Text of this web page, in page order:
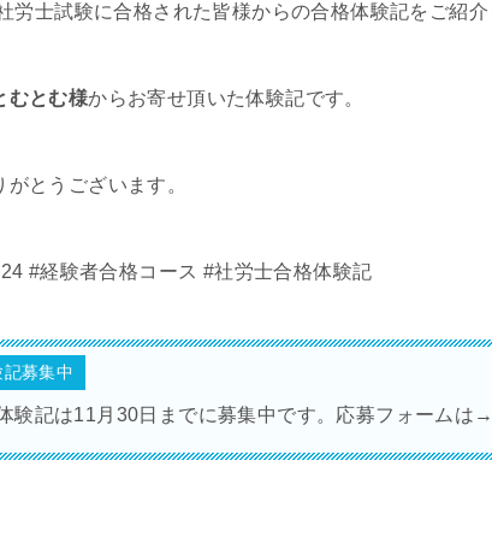
労士試験に合格された皆様からの合格体験記をご紹介
むとむ様からお寄せ頂いた体験記です。
がとうございます。
#経験者合格コース #社労士合格体験記
募集中
験記は11月30日までに募集中です。応募フォームは→